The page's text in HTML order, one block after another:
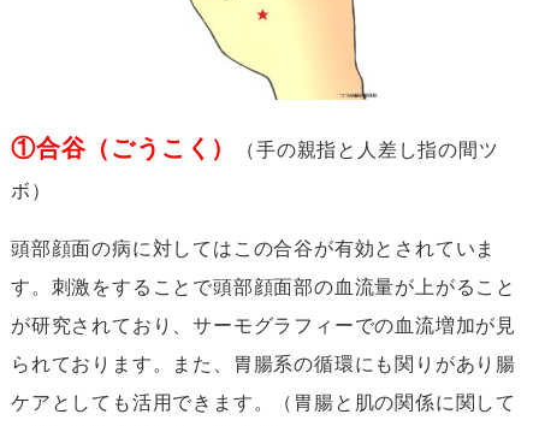
①合谷（ごうこく）
（手の親指と人差し指の間ツ
ボ）
頭部顔面の病に対してはこの合谷が有効とされていま
す。刺激をすることで頭部顔面部の血流量が上がること
が研究されており、サーモグラフィーでの血流増加が見
られております。また、胃腸系の循環にも関りがあり腸
ケアとしても活用できます。（胃腸と肌の関係に関して